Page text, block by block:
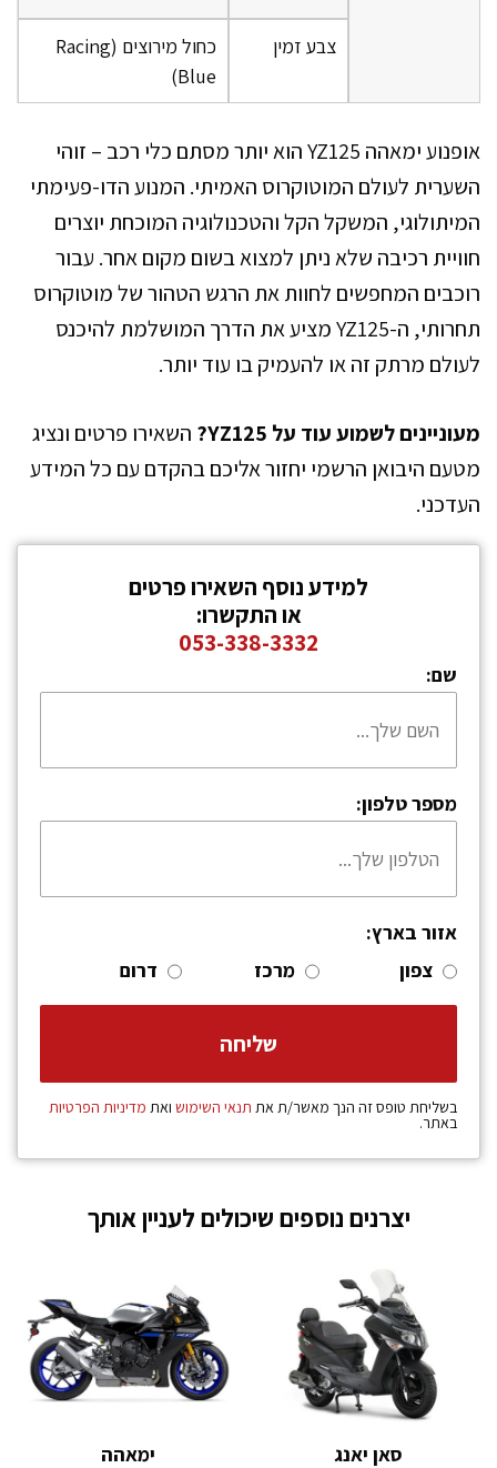
צבע זמין
כחול מירוצים (Racing
Blue)
אופנוע ימאהה YZ125 הוא יותר מסתם כלי רכב – זוהי
השערית לעולם המוטוקרוס האמיתי. המנוע הדו-פעימתי
המיתולוגי, המשקל הקל והטכנולוגיה המוכחת יוצרים
חוויית רכיבה שלא ניתן למצוא בשום מקום אחר. עבור
רוכבים המחפשים לחוות את הרגש הטהור של מוטוקרוס
תחרותי, ה-YZ125 מציע את הדרך המושלמת להיכנס
לעולם מרתק זה או להעמיק בו עוד יותר.
מעוניינים לשמוע עוד על YZ125?
השאירו פרטים ונציג
מטעם היבואן הרשמי יחזור אליכם בהקדם עם כל המידע
העדכני.
למידע נוסף השאירו פרטים
או התקשרו:
053-338-3332
שם:
מספר טלפון:
אזור בארץ:
צפון
מרכז דרום
בשליחת טופס זה הנך מאשר/ת את תנאי השימוש ואת מדיניות הפרטיות
באתר.
יצרנים נוספים שיכולים לעניין אותך
סאן יאנג ימאהה